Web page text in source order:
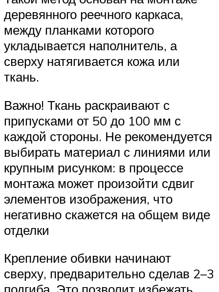
деревянного реечного каркаса,
между планками которого
укладывается наполнитель, а
сверху натягивается кожа или
ткань.
Важно! Ткань раскраивают с
припусками от 50 до 100 мм с
каждой стороны. Не рекомендуется
выбирать материал с линиями или
крупным рисунком: в процессе
монтажа может произойти сдвиг
элементов изображения, что
негативно скажется на общем виде
отделки
Крепление обивки начинают
сверху, предварительно сделав 2–3